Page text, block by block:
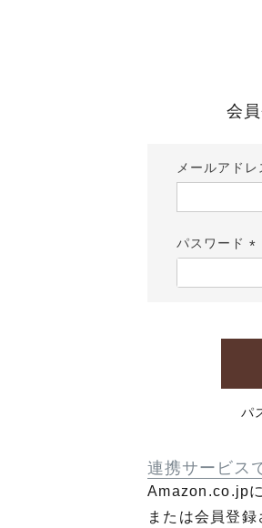
会
メールアドレ
パスワード
パ
連携サービス
Amazon.co.jp
または会員登